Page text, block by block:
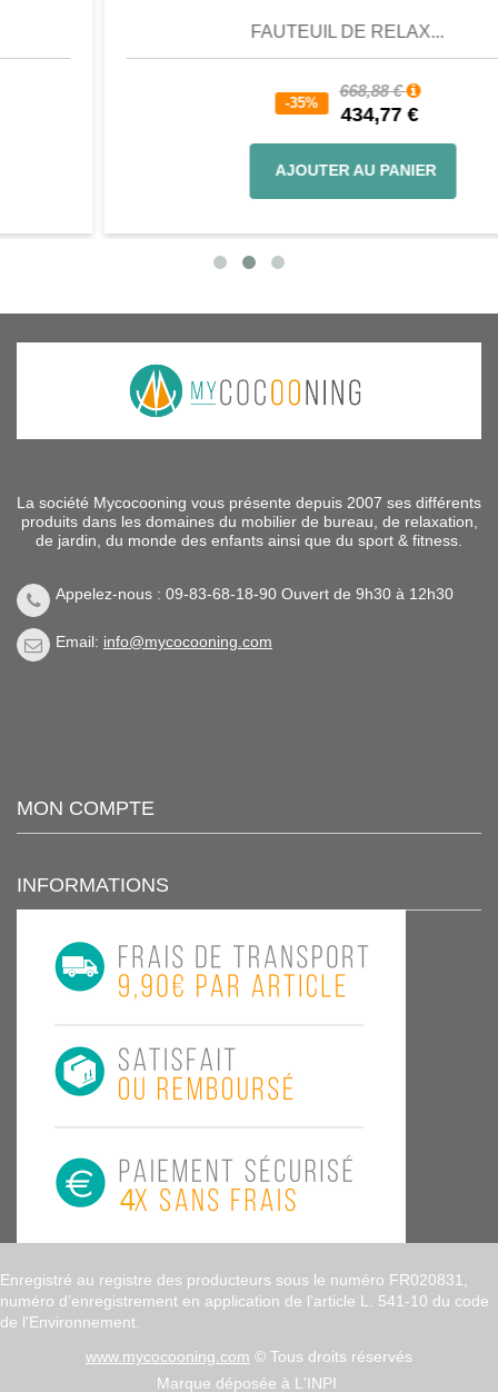
FAUTEUIL DE RELAX...
668,88 €
434,77 €
AJOUTER AU PANIER
La société Mycocooning vous présente depuis 2007 ses différents
produits dans les domaines du mobilier de bureau, de relaxation,
de jardin, du monde des enfants ainsi que du sport & fitness.
Appelez-nous : 09-83-68-18-90 Ouvert de 9h30 à 12h30
Email: info@mycocooning.com
MON COMPTE
INFORMATIONS
Enregistré au registre des producteurs sous le numéro FR020831,
numéro d’enregistrement en application de l’article L. 541-10 du code
de l'Environnement.
www.mycocooning.com © Tous droits réservés
Marque déposée à L'INPI